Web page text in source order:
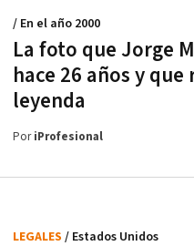
La foto que Jorge
hace 26 años y
leyenda
/ En el año 2000
PoriProfesional
LEGALES / Estados Unidos